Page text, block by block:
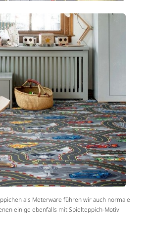
als Meterware führen wir auch normale
einige ebenfalls mit Spielteppich-Motiv